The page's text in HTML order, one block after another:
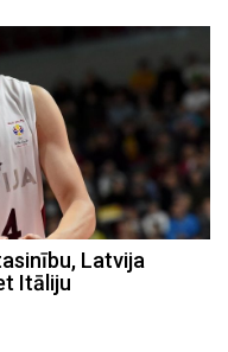
Latvija
Itāliju